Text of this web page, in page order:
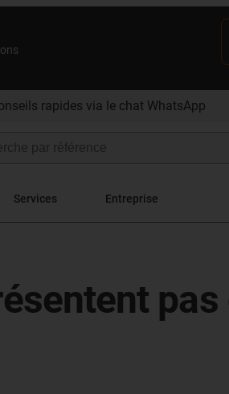
rapides via le chat WhatsApp
Services Entreprise